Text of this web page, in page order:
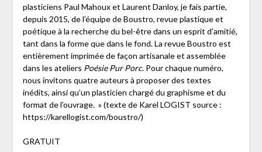
plasticiens Paul Mahoux et Laurent Danloy, je fais partie,
depuis 2015, de l’équipe de Boustro, revue plastique et
poétique à la recherche du bel-être dans un esprit d’amitié,
tant dans la forme que dans le fond. La revue Boustro est
entièrement imprimée de façon artisanale et assemblée
dans les ateliers Poésie Pur Porc. Pour chaque numéro,
nous invitons quatre auteurs à proposer des textes
inédits, ainsi qu’un plasticien chargé du graphisme et du
format de l’ouvrage. » (texte de Karel LOGIST source :
https://karellogist.com/boustro/)
GRATUIT